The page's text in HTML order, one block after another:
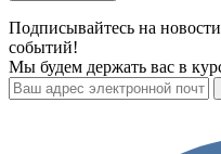
Подписывайтесь на
событий!
Мы будем держать вас в